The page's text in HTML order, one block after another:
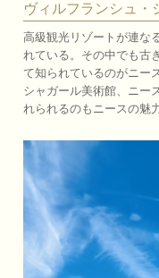
ヴィルフランシュ・
高級観光リゾートが連な
れている。その中でも古
て知られているのがニー
シャガール美術館、ニー
れられるのもニースの魅